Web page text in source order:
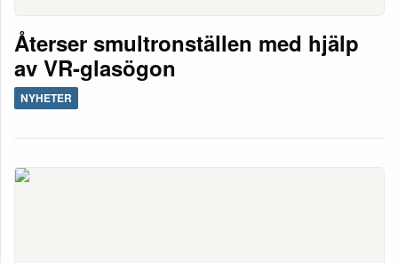
Återser smultronställen med hjälp
av VR-glasögon
NYHETER